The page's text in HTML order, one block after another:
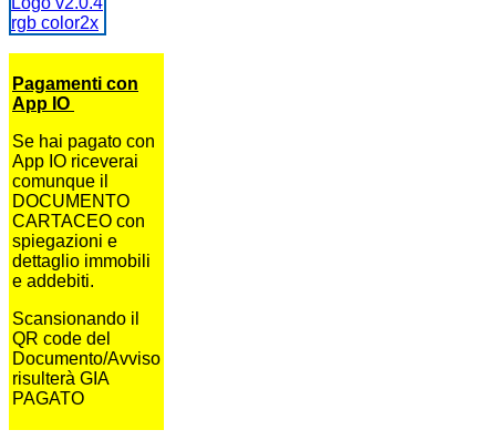
Pagamenti con
App IO
Se hai pagato con
App IO riceverai
comunque il
DOCUMENTO
CARTACEO con
spiegazioni e
dettaglio immobili
e addebiti.
Scansionando il
QR code del
Documento/Avviso
risulterà GIA
PAGATO